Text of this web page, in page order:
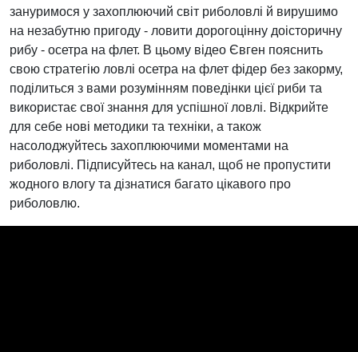
зануримося у захоплюючий світ риболовлі й вирушимо
на незабутню пригоду - ловити дорогоцінну доісторичну
рибу - осетра на флет. В цьому відео Євген пояснить
свою стратегію ловлі осетра на флет фідер без закорму,
поділиться з вами розумінням поведінки цієї риби та
використає свої знання для успішної ловлі. Відкрийте
для себе нові методики та техніки, а також
насолоджуйтесь захоплюючими моментами на
риболовлі. Підписуйтесь на канал, щоб не пропустити
жодного влогу та дізнатися багато цікавого про
риболовлю.